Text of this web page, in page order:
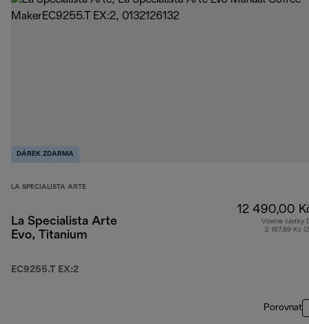
DÁREK ZDARMA
LA SPECIALISTA ARTE
La Specialista Arte
Evo, Titanium
EC9255.T EX:2
12 490,00
Včetně částky
2 167,69 Kč
Porovnat